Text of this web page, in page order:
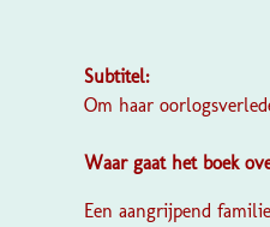
Subtitel:
Om haar
Waar gaat het boek
Een aangrijpend